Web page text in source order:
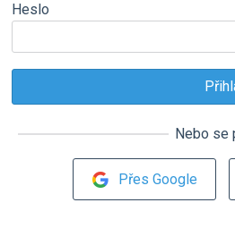
Heslo
Nebo se
Přes Google